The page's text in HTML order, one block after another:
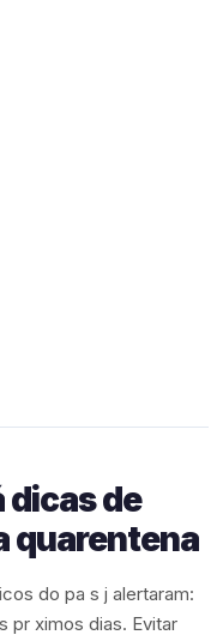
dicas de
quarentena
do pa s j alertaram:
pr ximos dias. Evitar